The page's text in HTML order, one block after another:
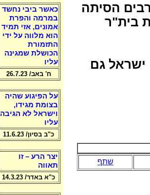
הסיתה
בית"ר
ישראל גם
שתף
כאשר ביבי נחשד
במרמה והפרת
אמונים, אזי תמיד
הוא מלווה על ידי
התזמורת
הכושלת שמגינה
עליו
ח' באב/ 26.7.23
על הפיגוע שהיה
בצומת מגידו,
וישראל לא הגיבה
עליו
כ"ב בסיון/ 11.6.23
יצר הרע – זו
תאווה
כ"א באדר/ 14.3.23